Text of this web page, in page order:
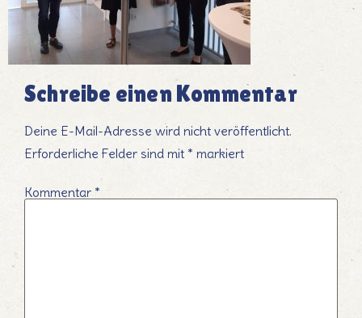
Schreibe einen Kommentar
Deine E-Mail-Adresse wird nicht veröffentlicht.
Erforderliche Felder sind mit * markiert
Kommentar *